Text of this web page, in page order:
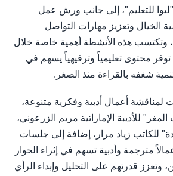
للتعليم"، إلى جانب ورش عمل
الخيال وتعزيز مهارات التواصل
وتكتسب هذه الأنشطة أهمية خاصة خلال
توفر محتوى تعليمياً وترفيهياً يسهم في
شغفه بالقراءة منذ الصغر.
لمناقشة أعمال أدبية وفكرية متنوعة،
للأديبة الإماراتية مريم الزرعوني،
للكاتب زياد مرار، إضافة إلى جلسات
مترجمة وأدبية تسهم في إثراء الحوار
وتعزز قدرتهم على التحليل وإبداء الرأي